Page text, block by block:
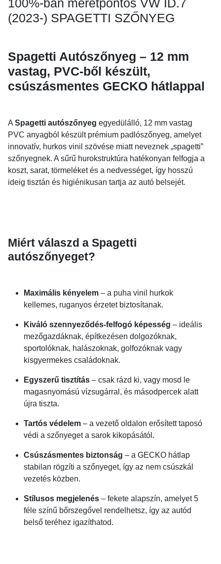
100%-ban méretpontos VW ID.7
(2023-) SPAGETTI SZŐNYEG
Spagetti Autószőnyeg – 12 mm
vastag, PVC-ből készült,
csúszásmentes GECKO hátlappal
A Spagetti autószőnyeg egyedülálló, 12 mm vastag
PVC anyagból készült prémium padlószőnyeg, amelyet
innovatív, hurkos vinil szövése miatt neveznek „spagetti”
szőnyegnek. A sűrű hurokstruktúra hatékonyan felfogja a
koszt, sarat, törmeléket és a nedvességet, így hosszú
ideig tisztán és higiénikusan tartja az autó belsejét.
Miért válaszd a Spagetti
autószőnyeget?
Maximális kényelem – a puha vinil hurkok
kellemes, ruganyos érzetet biztosítanak.
Kiváló szennyeződés-felfogó képesség – ideális
mezőgazdáknak, építkezésen dolgozóknak,
sportolóknak, halászoknak, golfozóknak vagy
kisgyermekes családoknak.
Egyszerű tisztítás – csak rázd ki, vagy mosd le
magasnyomású vízsugárral, és másodpercek alatt
újra tiszta.
Tartós védelem – a vezető oldalon erősített taposó
védi a szőnyeget a sarok kikopásától.
Csúszásmentes biztonság – a GECKO hátlap
stabilan rögzíti a szőnyeget, így az nem csúszkál
vezetés közben.
Stílusos megjelenés – fekete alapszín, amelyet 5
féle színű bőrszegővel rendelhetsz, így az autód
belső teréhez igazíthatod.